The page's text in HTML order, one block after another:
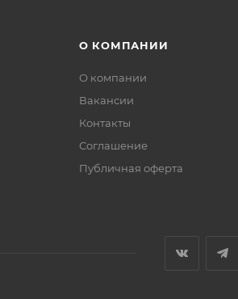
О КОМПАНИИ
О компании
Вакансии
Контакты
Соглашение
Публичная оферта